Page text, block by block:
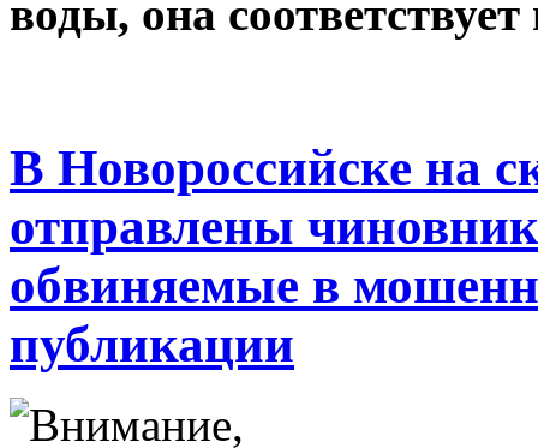
воды, она
В Новороссийске на
отправлены
обвиняемые в
публикации